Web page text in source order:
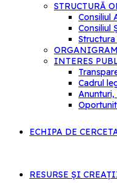
STRUCTURĂ
Consiliul
Consiliul
INTERES
Cadrul
ECHIPA DE
RESURSE ȘI